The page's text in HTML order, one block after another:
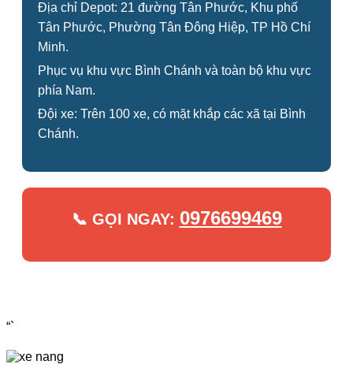
Địa chỉ Depot: 21 đường Tân Phước, Khu phố
Tân Phước, Phường Tân Đông Hiệp, TP Hồ Chí
Minh.
Phục vụ khu vực Bình Chánh và toàn bộ khu vực
phía Nam.
Đội xe: Trên 100 xe, có mặt khắp các xã tại Bình
Chánh.
📞 GỌI NGAY: 0976699469
“`